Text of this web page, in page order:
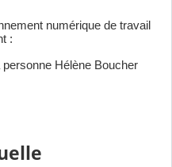
numérique de travail
:
Hélène Boucher